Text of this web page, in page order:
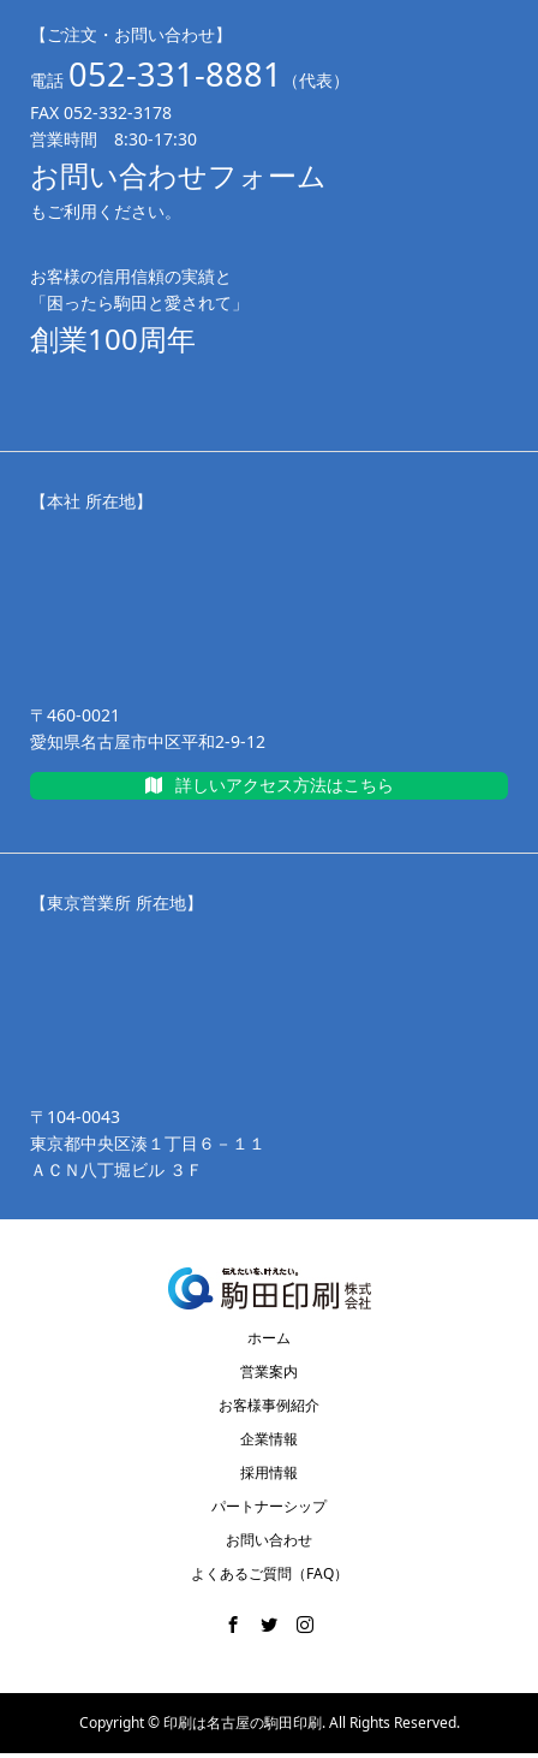
【ご注文・お問い合わせ】
電話 052-331-8881
（代表）
FAX 052-332-3178
営業時間 8:30-17:30
お問い合わせフォーム
もご利用ください。
お客様の信用信頼の実績と
「困ったら駒田と愛されて」
創業100周年
【本社 所在地】
〒460-0021
愛知県名古屋市中区平和2-9-12
詳しいアクセス方法はこちら
【東京営業所 所在地】
〒104-0043
東京都中央区湊１丁目６－１１
ＡＣＮ八丁堀ビル ３Ｆ
ホーム
営業案内
お客様事例紹介
企業情報
採用情報
パートナーシップ
お問い合わせ
よくあるご質問（FAQ）
Copyright ©印刷は名古屋の駒田印刷. All Rights Reserved.